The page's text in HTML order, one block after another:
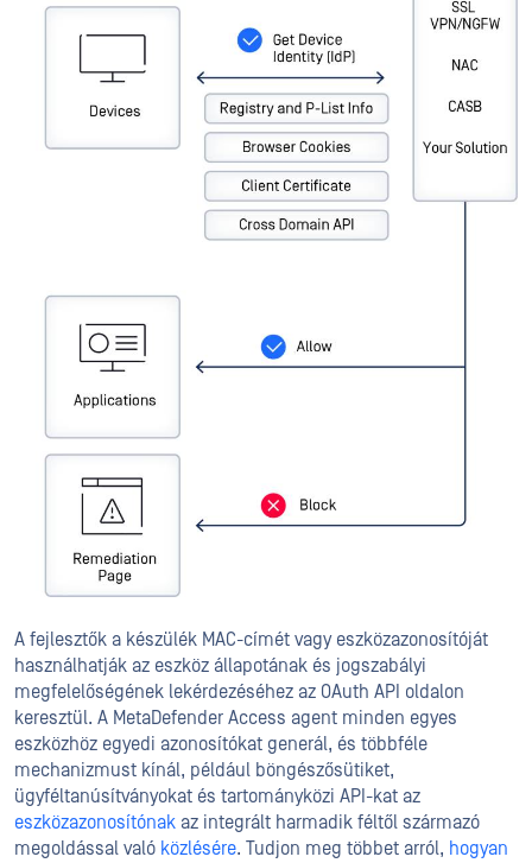
A fejlesztők a készülék MAC-címét vagy eszközazonosítóját
használhatják az eszköz állapotának és jogszabályi
megfelelőségének lekérdezéséhez az OAuth API oldalon
keresztül. A MetaDefender Access agent minden egyes
eszközhöz egyedi azonosítókat generál, és többféle
mechanizmust kínál, például böngészősütiket,
ügyféltanúsítványokat és tartományközi API-kat az
eszközazonosítónak az integrált harmadik féltől származó
megoldással való közlésére. Tudjon meg többet arról, hogyan